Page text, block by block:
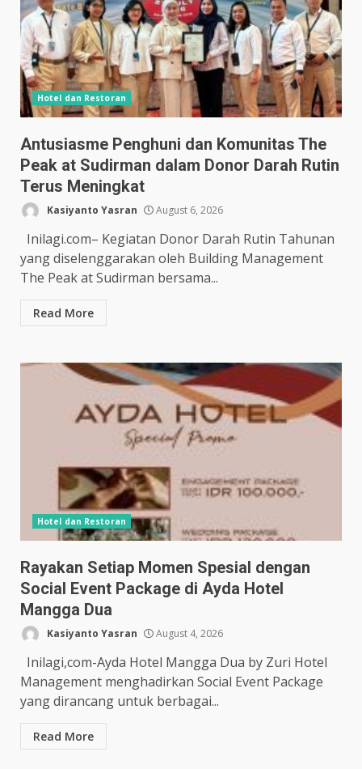
Hotel dan Restoran
Antusiasme Penghuni dan Komunitas The
Peak at Sudirman dalam Donor Darah Rutin
Terus Meningkat
Kasiyanto Yasran August 6, 2026
Inilagi.com– Kegiatan Donor Darah Rutin Tahunan
yang diselenggarakan oleh Building Management
The Peak at Sudirman bersama...
Read More
Hotel dan Restoran
Rayakan Setiap Momen Spesial dengan
Social Event Package di Ayda Hotel
Mangga Dua
Kasiyanto Yasran August 4, 2026
Inilagi,com-Ayda Hotel Mangga Dua by Zuri Hotel
Management menghadirkan Social Event Package
yang dirancang untuk berbagai...
Read More